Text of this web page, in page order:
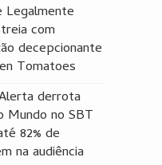
Legalmente
com
decepcionante
Tomatoes
derrota
Mundo no SBT
82% de
na audiência